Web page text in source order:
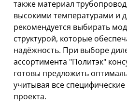
также материал
высокими температурами и
рекомендуется выбирать
структурой, которые
надёжность. При выборе
ассортимента "Политэк"
готовы предложить
учитывая все
проекта.